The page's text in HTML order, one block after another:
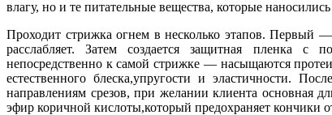
влагу, но и те питательные вещества, которые
Проходит стрижка огнем в несколько этапов. Первый
расслабляет. Затем создается защитная пленка
непосредственно к самой стрижке — насыщаются
естественного блеска,упругости и эластичности.
направлениям срезов, при желании клиента основная
эфир коричной кислоты,который предохраняет кончики